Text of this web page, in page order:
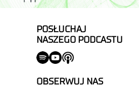
POSŁUCHAJ
NASZEGO PODCASTU
OBSERWUJ NAS